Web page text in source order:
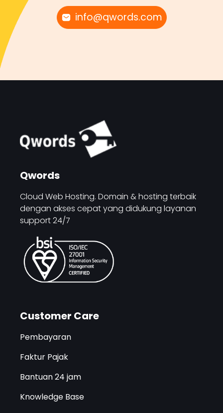
info@qwords.com
Qwords
Cloud Web Hosting. Domain & hosting terbaik
dengan akses cepat yang didukung layanan
support 24/7
Customer Care
Pembayaran
Faktur Pajak
Bantuan 24 jam
Knowledge Base